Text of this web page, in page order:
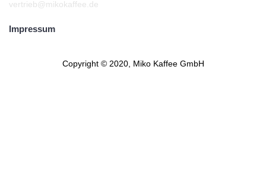
vertrieb@mikokaffee.de
Impressum
Copyright © 2020, Miko Kaffee GmbH